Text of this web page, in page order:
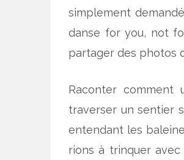
simplement
danse for you, not
partager des photos
Raconter
traverser un sentier
entendant les
rions à trinquer avec